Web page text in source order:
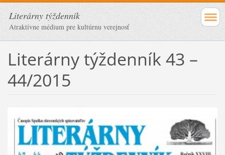
Literárny týždenník
Atraktívne médium pre kultúrnu verejnosť
Literárny týždenník 43 –
44/2015